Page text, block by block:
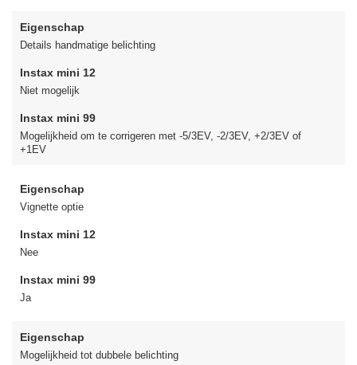
Eigenschap
Details handmatige belichting
Instax mini 12
Niet mogelijk
Instax mini 99
Mogelijkheid om te corrigeren met -5/3EV, -2/3EV, +2/3EV of
+1EV
Eigenschap
Vignette optie
Instax mini 12
Nee
Instax mini 99
Ja
Eigenschap
Mogelijkheid tot dubbele belichting